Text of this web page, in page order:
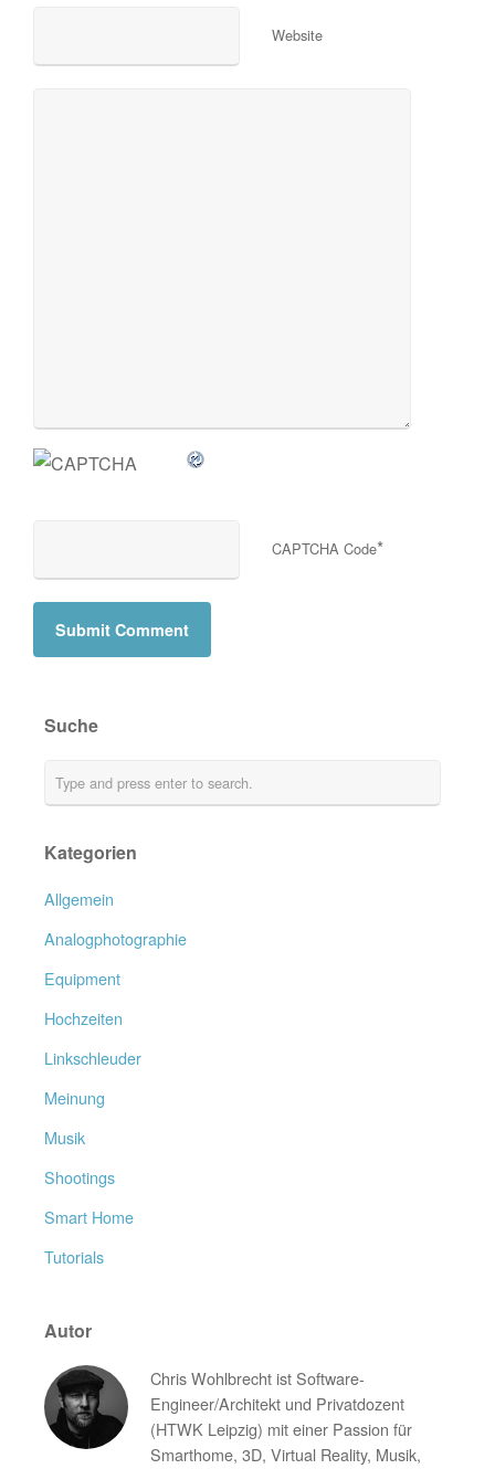
Website
CAPTCHA Code*
Suche
Kategorien
Allgemein
Analogphotographie
Equipment
Hochzeiten
Linkschleuder
Meinung
Musik
Shootings
Smart Home
Tutorials
Autor
Chris Wohlbrecht ist Software-
Engineer/Architekt und Privatdozent
(HTWK Leipzig) mit einer Passion für
Smarthome, 3D, Virtual Reality, Musik,